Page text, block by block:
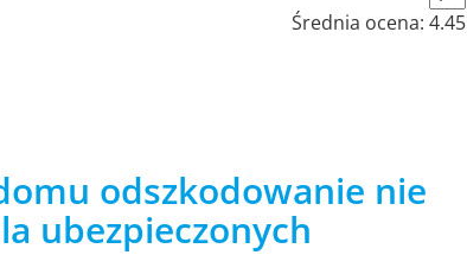
Średnia ocena: 4.45
odszkodowanie nie
ubezpieczonych